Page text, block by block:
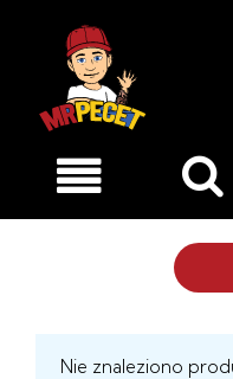
Nie znaleziono